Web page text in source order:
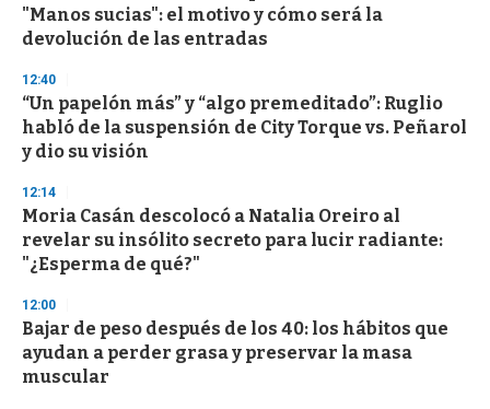
n
s
"Manos sucias": el motivo y cómo será la
devolución de las entradas
12:40
“Un papelón más” y “algo premeditado”: Ruglio
habló de la suspensión de City Torque vs. Peñarol
y dio su visión
12:14
Moria Casán descolocó a Natalia Oreiro al
revelar su insólito secreto para lucir radiante:
"¿Esperma de qué?"
12:00
Bajar de peso después de los 40: los hábitos que
ayudan a perder grasa y preservar la masa
muscular